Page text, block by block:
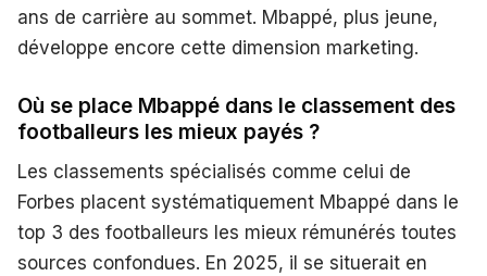
ans de carrière au sommet. Mbappé, plus jeune,
développe encore cette dimension marketing.
Où se place Mbappé dans le classement des
footballeurs les mieux payés ?
Les classements spécialisés comme celui de
Forbes placent systématiquement Mbappé dans le
top 3 des footballeurs les mieux rémunérés toutes
sources confondues. En 2025, il se situerait en